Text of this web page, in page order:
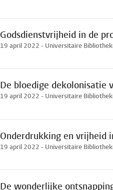
Godsdienstvrijheid in de
19 april 2022 - Universitaire
De bloedige dekolonisatie
19 april 2022 - Universitaire
Onderdrukking en vrijheid
19 april 2022 - Universitaire
De wonderlijke